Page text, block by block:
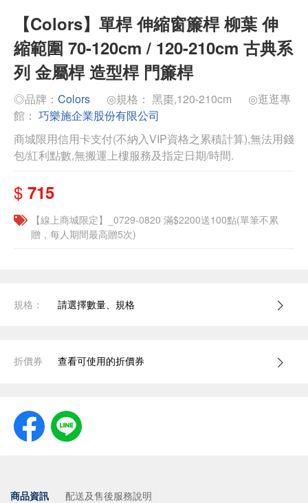
【Colors】單桿 伸縮窗簾桿 柳葉 伸
縮範圍 70-120cm / 120-210cm 古典系
列 金屬桿 造型桿 門簾桿
◎品牌： Colors ◎規格： 黑棗,120-210cm
◎逛逛專
館： 巧樂施企業股份有限公司
商城限用信用卡支付(不納入VIP資格之累積計算),無法用錢
包/紅利點數,無搬運上樓服務及指定日期/時間.
$ 715
【線上商城限定】_0729-0820 滿$2200送100點(單筆不累
贈，每人期間最高贈5次)
規格： 請選擇數量、規格
折價券 查看可使用的折價券
商品資訊 配送及售後服務說明